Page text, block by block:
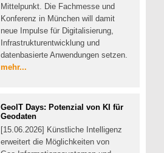
Mittelpunkt. Die Fachmesse und
Konferenz in München will damit
neue Impulse für Digitalisierung,
Infrastrukturentwicklung und
datenbasierte Anwendungen setzen.
mehr...
GeoIT Days: Potenzial von KI für
Geodaten
[15.06.2026] Künstliche Intelligenz
erweitert die Möglichkeiten von